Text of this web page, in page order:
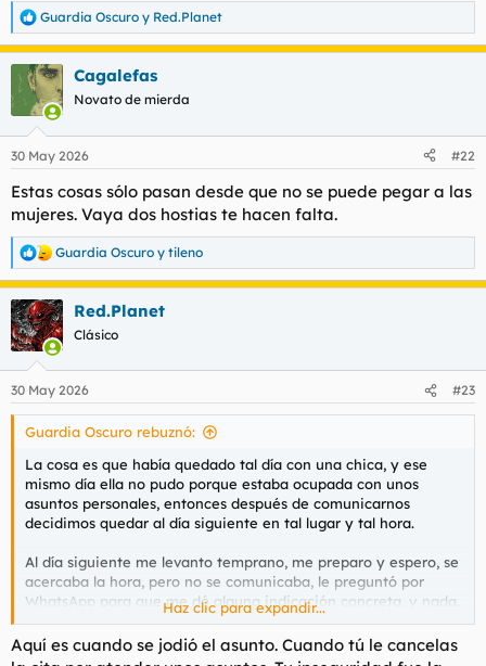
R
e
a
c
c
e
:
Guardia Oscuro y Red.Planet
Cagalefas
Novato de mierda
30 May 2026 #22
Estas cosas sólo pasan desde que no se puede pegar a las
mujeres. Vaya dos hostias te hacen falta.
R
e
a
c
c
i
e
s
Guardia Oscuro y tileno
Red.Planet
Clásico
30 May 2026 #23
Guardia Oscuro rebuznó:
La cosa es que había quedado tal día con una chica, y ese
mismo día ella no pudo porque estaba ocupada con unos
asuntos personales, entonces después de comunicarnos
decidimos quedar al día siguiente en tal lugar y tal hora.
Al día siguiente me levanto temprano, me preparo y espero, se
acercaba la hora, pero no se comunicaba, le preguntó por
WhatsApp para que me dé alguna indicación concreta, y nada.
Yo esperaba que ella me dijera el lugar o lo que sea, pero no
hubo respuesta ninguna.
Haz clic para expandir...
Aquí es cuando se jodió el asunto. Cuando tú le cancelas